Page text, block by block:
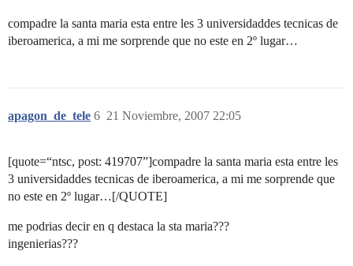
compadre la santa maria esta entre les 3 universidaddes tecnicas de
iberoamerica, a mi me sorprende que no este en 2º lugar…
apagon_de_tele 21 Noviembre, 2007 22:05
6
[quote=“ntsc, post: 419707”]compadre la santa maria esta entre les
3 universidaddes tecnicas de iberoamerica, a mi me sorprende que
no este en 2º lugar…[/QUOTE]
me podrias decir en q destaca la sta maria???
ingenierias???